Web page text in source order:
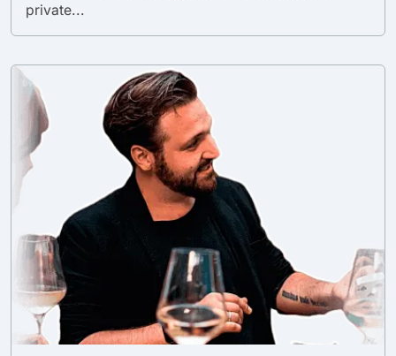
private...